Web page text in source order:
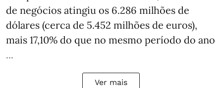
de negócios atingiu os 6.286 milhões de
dólares (cerca de 5.452 milhões de euros),
mais 17,10% do que no mesmo período do ano
...
Ver mais